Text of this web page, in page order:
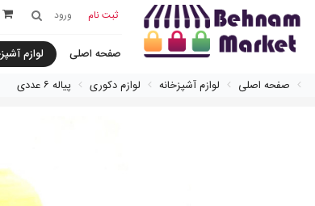
ثبت نام ورود
صفحه اصلی لوازم
صفحه اصلی
لوازم آشپزخانه لوازم دکوری پياله ٦ عددی